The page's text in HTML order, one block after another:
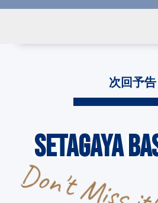
次回予告
SETAGAYA
Don't Miss